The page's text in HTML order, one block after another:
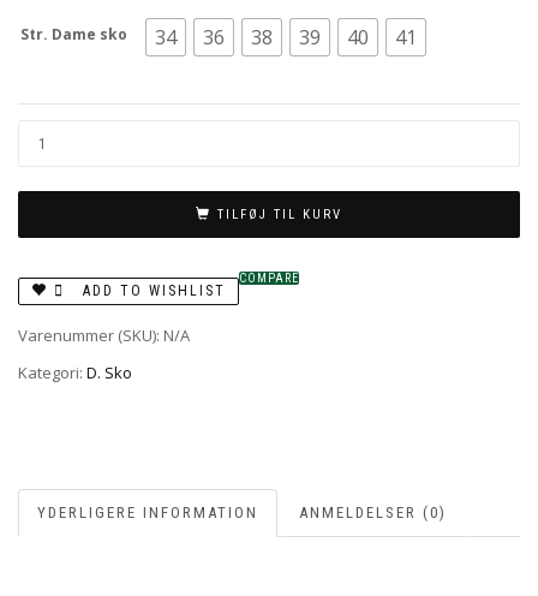
Str. Dame sko 34 36 38 39 40 41
TILFØJ TIL KURV
ADD TO WISHLIST
COMPARE
Varenummer (SKU): N/A
Kategori: D. Sko
YDERLIGERE INFORMATION ANMELDELSER (0)